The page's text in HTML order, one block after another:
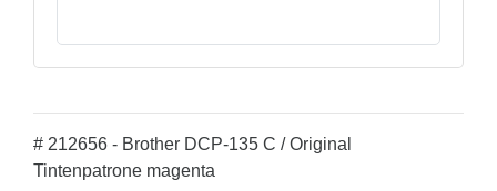
# 212656 - Brother DCP-135 C / Original
Tintenpatrone magenta